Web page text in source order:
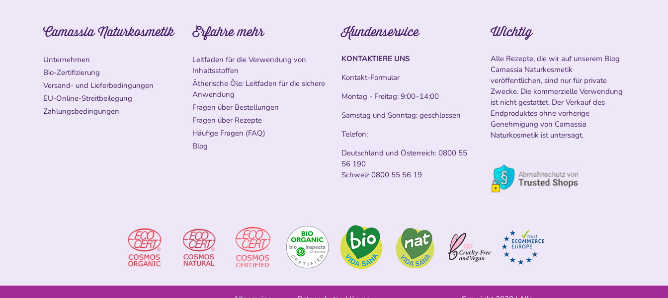
Camassia Naturkosmetik
Unternehmen
Bio-Zertifizierung
Versand- und Lieferbedingungen
EU-Online-Streitbeilegung
Zahlungsbedingungen
Erfahre mehr
Leitfaden für die Verwendung von
Inhaltsstoffen
Ätherische Öle: Leitfaden für die sichere
Anwendung
Fragen über Bestellungen
Fragen über Rezepte
Häufige Fragen (FAQ)
Blog
Kundenservice
KONTAKTIERE UNS
Kontakt-Formular
Montag - Freitag: 9:00–14:00
Samstag und Sonntag: geschlossen
Telefon:
Deutschland und Österreich: 0800 55
56 190
Schweiz 0800 55 56 19
Wichtig
Alle Rezepte, die wir auf unserem Blog
Camassia Naturkosmetik
veröffentlichen, sind nur für private
Zwecke. Die kommerzielle Verwendung
ist nicht gestattet. Der Verkauf des
Endproduktes ohne vorherige
Genehmigung von Camassia
Naturkosmetik ist untersagt.